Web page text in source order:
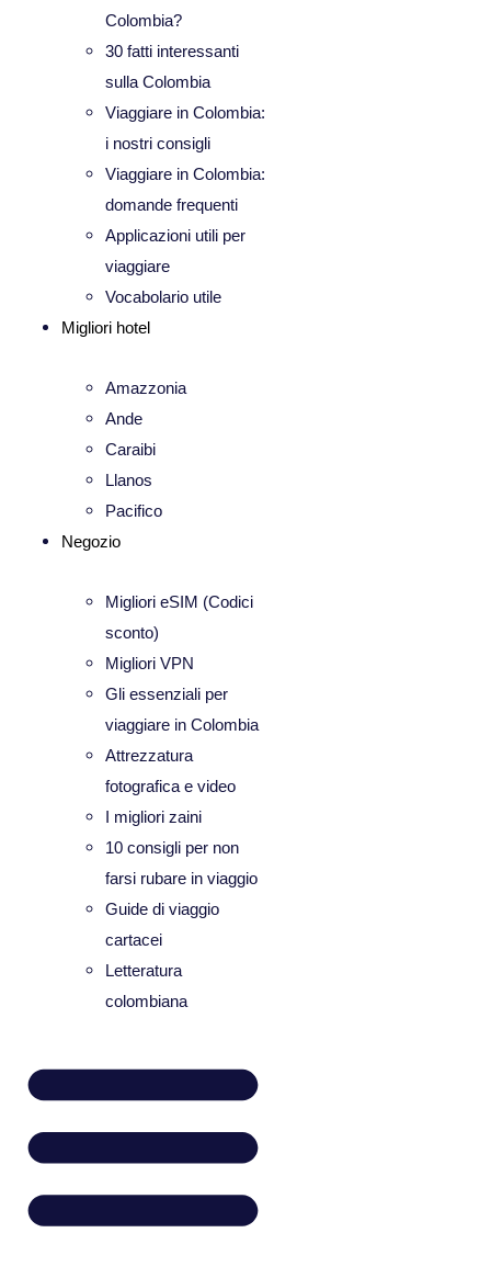
Colombia?
30 fatti interessanti
sulla Colombia
Viaggiare in Colombia:
i nostri consigli
Viaggiare in Colombia:
domande frequenti
Applicazioni utili per
viaggiare
Vocabolario utile
Migliori hotel
Amazzonia
Ande
Caraibi
Llanos
Pacifico
Negozio
Migliori eSIM (Codici
sconto)
Migliori VPN
Gli essenziali per
viaggiare in Colombia
Attrezzatura
fotografica e video
I migliori zaini
10 consigli per non
farsi rubare in viaggio
Guide di viaggio
cartacei
Letteratura
colombiana